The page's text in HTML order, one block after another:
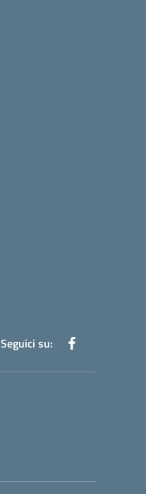
Seguici su: